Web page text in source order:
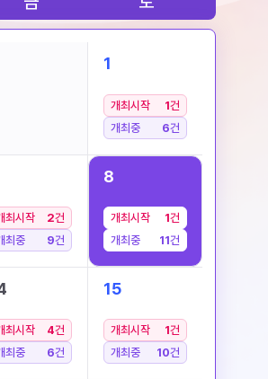
1
개최시작 1건
개최중
6건
최시작 2건
최중
9건
8
개최시작 1건
개최중
11건
최시작 4건
최중
6건
15
개최시작 1건
개최중
10건